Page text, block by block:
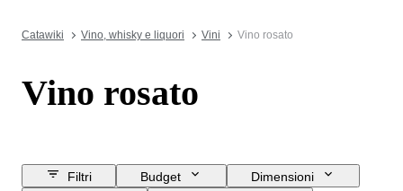
Catawiki Vino, whisky e liquori Vini Vino rosato
Vino rosato
Filtri Budget
Dimensioni